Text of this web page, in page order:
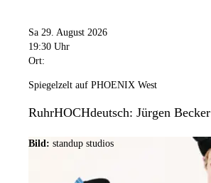
Sa 29. August 2026
19:30 Uhr
Ort:
Spiegelzelt auf PHOENIX West
RuhrHOCHdeutsch: Jürgen Becker
Bild: standup studios